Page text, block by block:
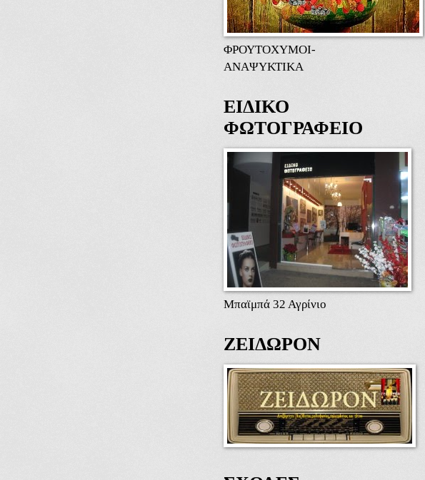
ΦΡΟΥΤΟΧΥΜΟΙ-
ΑΝΑΨΥΚΤΙΚΑ
ΕΙΔΙΚΟ
ΦΩΤΟΓΡΑΦΕΙΟ
Μπαϊμπά 32 Αγρίνιο
ΖΕΙΔΩΡΟΝ